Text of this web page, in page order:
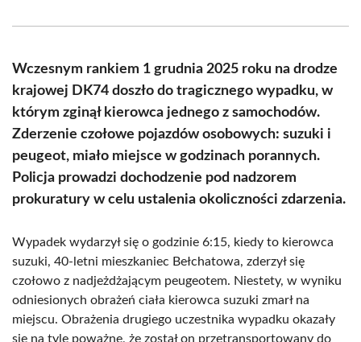
(Twitter)
Wczesnym rankiem 1 grudnia 2025 roku na drodze
krajowej DK74 doszło do tragicznego wypadku, w
którym zginął kierowca jednego z samochodów.
Zderzenie czołowe pojazdów osobowych: suzuki i
peugeot, miało miejsce w godzinach porannych.
Policja prowadzi dochodzenie pod nadzorem
prokuratury w celu ustalenia okoliczności zdarzenia.
Wypadek wydarzył się o godzinie 6:15, kiedy to kierowca
suzuki, 40-letni mieszkaniec Bełchatowa, zderzył się
czołowo z nadjeżdżającym peugeotem. Niestety, w wyniku
odniesionych obrażeń ciała kierowca suzuki zmarł na
miejscu. Obrażenia drugiego uczestnika wypadku okazały
się na tyle poważne, że został on przetransportowany do